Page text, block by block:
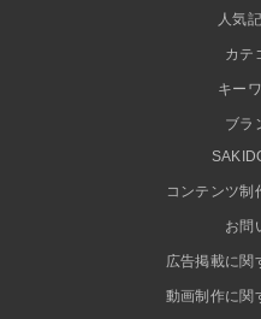
人気
カテ
キー
ブラ
コンテンツ制
お問
広告掲載に関
動画制作に関